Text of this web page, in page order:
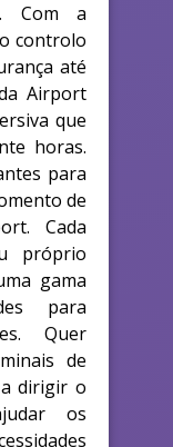
Com a
controlo
até
Airport
que
horas.
para
de
Cada
próprio
gama
para
Quer
de
dirigir o
os